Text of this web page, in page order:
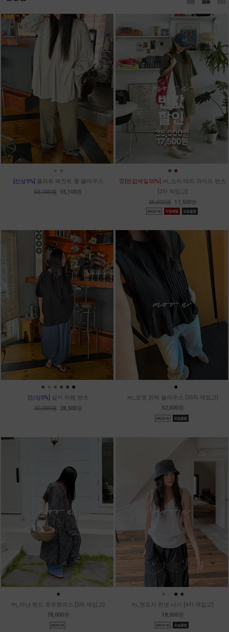
● ●
[신상5%] 플라워 페전트 롱 블라우스
58,000원 55,100원
● ●
⏰[반값세일50%] m_소이 테리 와이드 팬츠
[2차 재입고]
35,000원 17,500원
● ● ● ● ● ●
[신상5%] 실키 하렘 팬츠
30,000원 28,500원
●
m_포엣 핀턱 블라우스 [35차 재입고]
52,000원
●
m_아난 밴드 로우원피스 [3차 재입고]
78,000원
● ● ●
m_멘도사 린넨 나시 [4차 재입고]
18,000원